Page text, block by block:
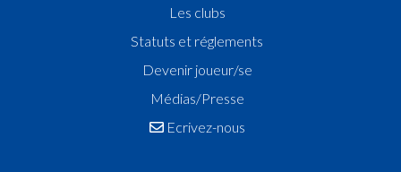
Les clubs
Statuts et réglements
Devenir joueur/se
Médias/Presse
Ecrivez-nous